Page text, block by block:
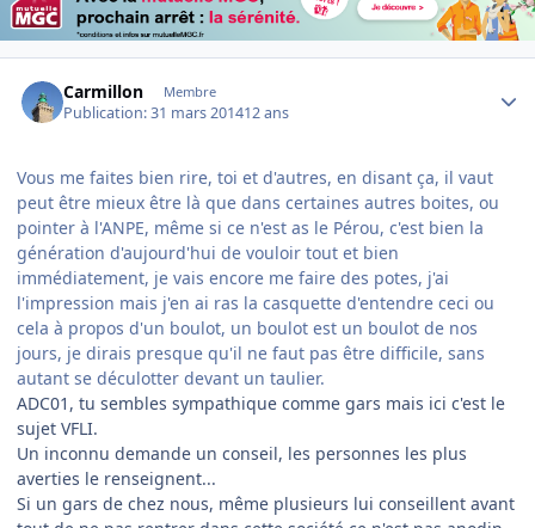
Carmillon Membre
Publication:31 mars 201412 ans
Vous me faites bien rire, toi et d'autres, en disant ça, il vaut
peut être mieux être là que dans certaines autres boites, ou
pointer à l'ANPE, même si ce n'est as le Pérou, c'est bien la
génération d'aujourd'hui de vouloir tout et bien
immédiatement, je vais encore me faire des potes, j'ai
l'impression mais j'en ai ras la casquette d'entendre ceci ou
cela à propos d'un boulot, un boulot est un boulot de nos
jours, je dirais presque qu'il ne faut pas être difficile, sans
autant se déculotter devant un taulier.
ADC01, tu sembles sympathique comme gars mais ici c'est le
sujet VFLI.
Un inconnu demande un conseil, les personnes les plus
averties le renseignent...
Si un gars de chez nous, même plusieurs lui conseillent avant